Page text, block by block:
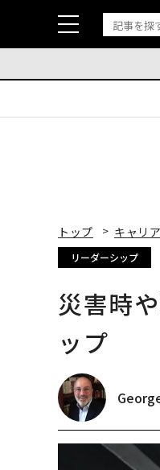
トップ キャリ
リーダーシップ
災害時
ップ